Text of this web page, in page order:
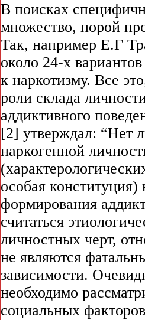
В поисках
множество, порой
Так, например Е.Г
около 24-х
к наркотизму. Все
роли склада
аддиктивного
[2] утверждал: “Нет
наркогенной
особая
формирования
считаться
личностных черт,
не являются
зависимости.
необходимо
социальных